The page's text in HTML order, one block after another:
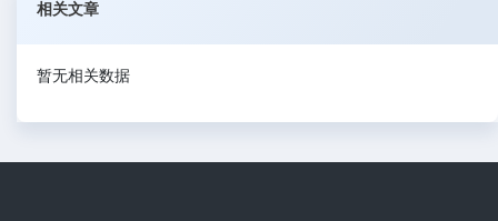
相关文章
暂无相关数据